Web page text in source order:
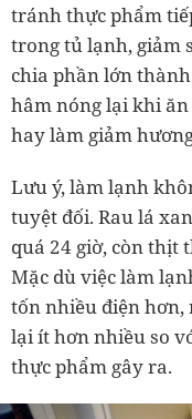
tránh thực phẩm
trong tủ lạnh, giảm
chia phần lớn
hâm nóng lại khi
hay làm giảm
Lưu ý, làm lạnh
tuyệt đối. Rau lá
quá 24 giờ, còn thịt
Mặc dù việc làm
tốn nhiều điện hơn,
lại ít hơn nhiều so
thực phẩm gây ra.